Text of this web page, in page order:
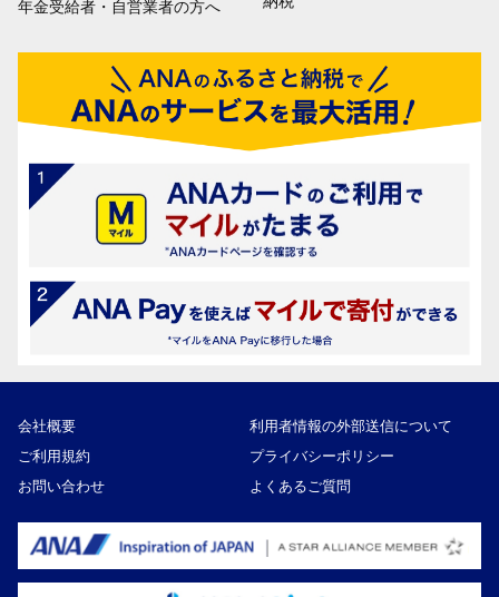
年金受給者・自営業者の方へ
会社概要
利用者情報の外部送信について
ご利用規約
プライバシーポリシー
お問い合わせ
よくあるご質問